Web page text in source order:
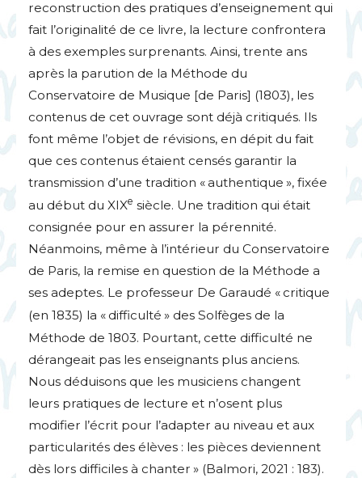
reconstruction des pratiques d’enseignement qui
fait l’originalité de ce livre, la lecture confrontera
à des exemples surprenants. Ainsi, trente ans
après la parution de la Méthode du
Conservatoire de Musique [de Paris] (1803), les
contenus de cet ouvrage sont déjà critiqués. Ils
font même l’objet de révisions, en dépit du fait
que ces contenus étaient censés garantir la
transmission d’une tradition «authentique », fixée
au début du XIXe siècle. Une tradition qui était
consignée pour en assurer la pérennité.
Néanmoins, même à l’intérieur du Conservatoire
de Paris, la remise en question de la Méthode a
ses adeptes. Le professeur De Garaudé « critique
(en 1835) la « difficulté » des Solfèges de la
Méthode de 1803. Pourtant, cette difficulté ne
dérangeait pas les enseignants plus anciens.
Nous déduisons que les musiciens changent
leurs pratiques de lecture et n’osent plus
modifier l’écrit pour l’adapter au niveau et aux
particularités des élèves : les pièces deviennent
dès lors difficiles à chanter » (Balmori, 2021 : 183).